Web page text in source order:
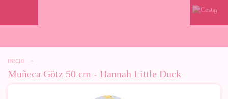
0
INICIO >
Muñeca Götz 50 cm - Hannah Little Duck